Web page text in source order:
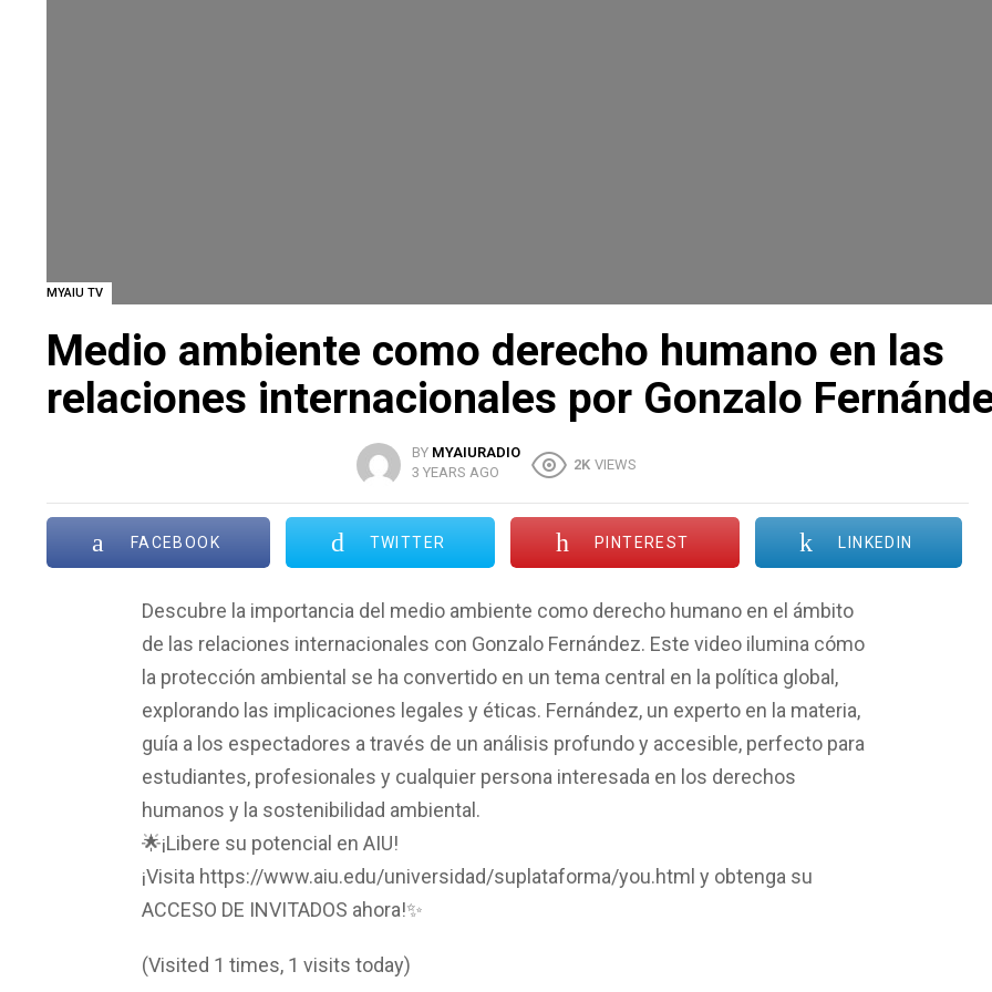
MYAIU TV
Medio ambiente como derecho humano en las
relaciones internacionales por Gonzalo
BY MYAIURADIO
3 YEARS AGO
2K VIEWS
FACEBOOK TWITTER PINTEREST LINKEDIN
Descubre la importancia del medio ambiente como derecho humano en el ámbito
de las relaciones internacionales con Gonzalo Fernández. Este video ilumina cómo
la protección ambiental se ha convertido en un tema central en la política global,
explorando las implicaciones legales y éticas. Fernández, un experto en la materia,
guía a los espectadores a través de un análisis profundo y accesible, perfecto para
estudiantes, profesionales y cualquier persona interesada en los derechos
humanos y la sostenibilidad ambiental.
🌟¡Libere su potencial en AIU!
¡Visita https://www.aiu.edu/universidad/suplataforma/you.html y obtenga su
ACCESO DE INVITADOS ahora!✨
(Visited 1 times, 1 visits today)